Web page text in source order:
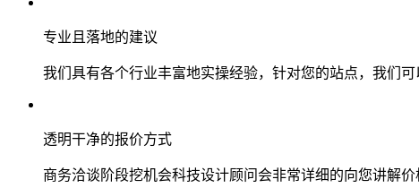
专业且落地的建议
我们具有各个行业丰富地实操经验，针对您的站点，我们
透明干净的报价方式
商务洽谈阶段挖机会科技设计顾问会非常详细的向您讲解